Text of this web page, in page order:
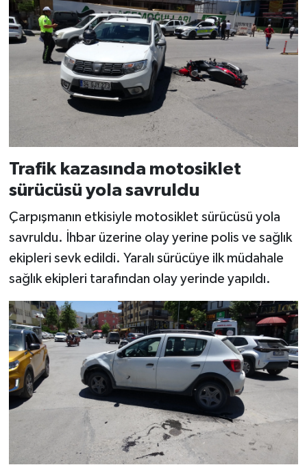
Trafik kazasında motosiklet
sürücüsü yola savruldu
Çarpışmanın etkisiyle motosiklet sürücüsü yola
savruldu. İhbar üzerine olay yerine polis ve sağlık
ekipleri sevk edildi. Yaralı sürücüye ilk müdahale
sağlık ekipleri tarafından olay yerinde yapıldı.